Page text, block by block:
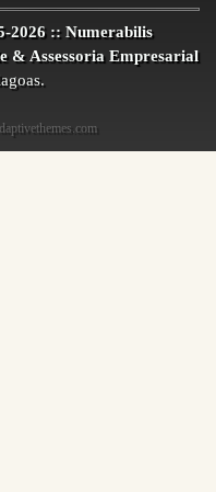
2026 :: Numerabilis
& Assessoria Empresarial